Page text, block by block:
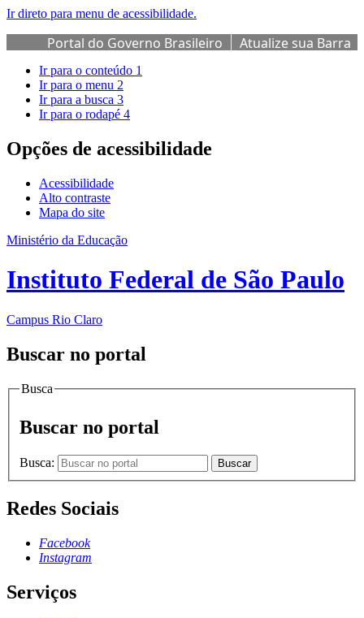
Ir direto para menu de acessibilidade.
Portal do Governo Brasileiro
Atualize sua Barra
de Governo
Ir para o conteúdo 1
Ir para o menu 2
Ir para a busca 3
Ir para o rodapé 4
Opções de acessibilidade
Acessibilidade
Alto contraste
Mapa do site
Ministério da Educação
Instituto Federal de São Paulo
Campus Rio Claro
Buscar no portal
Busca
Buscar no portal
Busca: Buscar
Redes Sociais
Facebook
Instagram
Serviços